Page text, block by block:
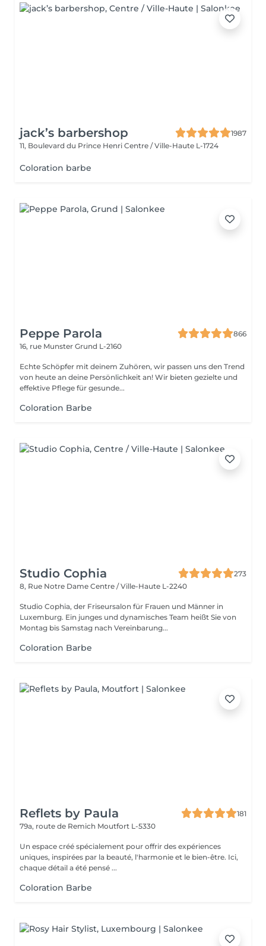
jack’s barbershop
1987
11, Boulevard du Prince Henri Centre / Ville-Haute L-1724
Coloration barbe
Peppe Parola
866
16, rue Munster Grund L-2160
Echte Schöpfer mit deinem Zuhören, wir passen uns den Trend
von heute an deine Persönlichkeit an! Wir bieten gezielte und
effektive Pflege für gesunde...
Coloration Barbe
Studio Cophia
273
8, Rue Notre Dame Centre / Ville-Haute L-2240
Studio Cophia, der Friseursalon für Frauen und Männer in
Luxemburg. Ein junges und dynamisches Team heißt Sie von
Montag bis Samstag nach Vereinbarung...
Coloration Barbe
Reflets by Paula
181
79a, route de Remich Moutfort L-5330
Un espace créé spécialement pour offrir des expériences
uniques, inspirées par la beauté, l'harmonie et le bien-être. Ici,
chaque détail a été pensé ...
Coloration Barbe